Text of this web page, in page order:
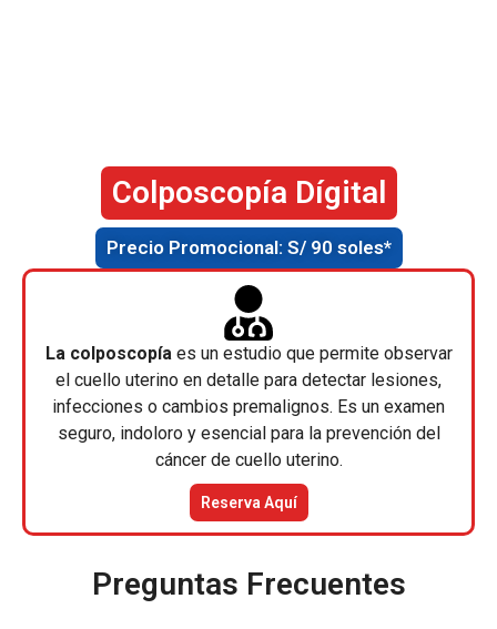
Colposcopía Dígital
Precio Promocional: S/ 90 soles*
Reserva Aquí
La colposcopía es un estudio que permite observar
el cuello uterino en detalle para detectar lesiones,
infecciones o cambios premalignos. Es un examen
seguro, indoloro y esencial para la prevención del
cáncer de cuello uterino.
Preguntas Frecuentes